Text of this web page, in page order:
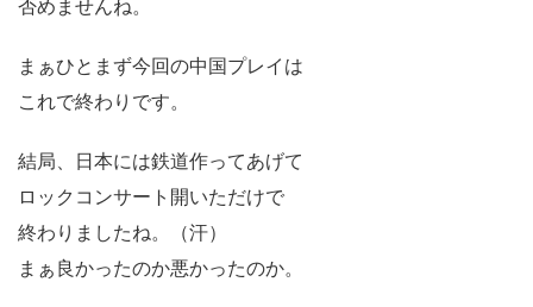
否めませんね。
まぁひとまず今回の中国プレイは
これで終わりです。
結局、日本には鉄道作ってあげて
ロックコンサート開いただけで
終わりましたね。（汗）
まぁ良かったのか悪かったのか。